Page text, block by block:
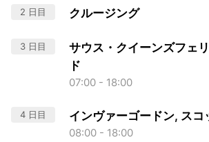
2 日目 クルージング
3 日目
サウス・クイーンズフェ
ド
07:00 - 18:00
4 日目 インヴァーゴードン, スコ
08:00 - 18:00